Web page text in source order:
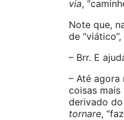
via,
Note que,
de
– Brr. E
– Até agora
coisas
derivado
tornare,